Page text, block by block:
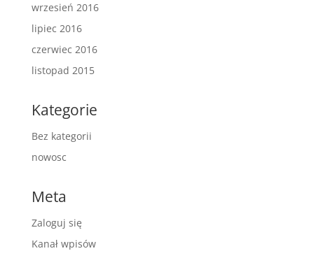
wrzesień 2016
lipiec 2016
czerwiec 2016
listopad 2015
Kategorie
Bez kategorii
nowosc
Meta
Zaloguj się
Kanał wpisów